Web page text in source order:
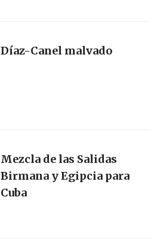
Díaz-Canel malvado
Mezcla de las Salidas
Birmana y Egipcia para
Cuba